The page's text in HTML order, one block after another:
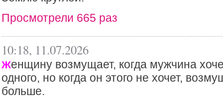
Просмотрели 665 раз
10:18, 11.07.2026
Женщину возмущает, когда мужчина
одного, но когда он этого не хочет,
больше.